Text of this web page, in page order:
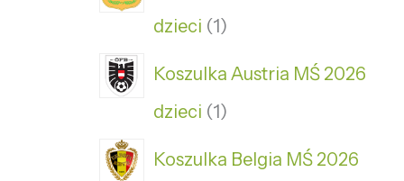
dzieci 1
Koszulka Austria MŚ 2026
dzieci 1
Koszulka Belgia MŚ 2026